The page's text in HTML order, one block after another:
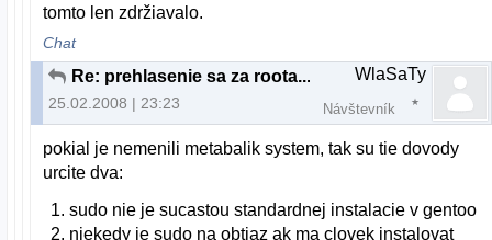
tomto len zdržiavalo.
Chat
Re: prehlasenie sa za roota...
25.02.2008 | 23:23
WlaSaTy
Návštevník
pokial je nemenili metabalik system, tak su tie dovody
urcite dva:
sudo nie je sucastou standardnej instalacie v gentoo
niekedy je sudo na obtiaz ak ma clovek instalovat